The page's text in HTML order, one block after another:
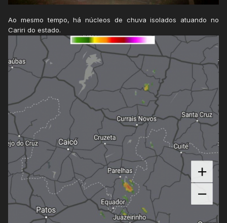
Ao mesmo tempo, há núcleos de chuva isolados atuando no
Cariri do estado.